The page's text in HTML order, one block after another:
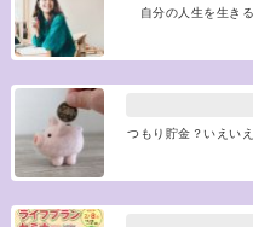
自分の人生を生き
つもり貯金？いえい